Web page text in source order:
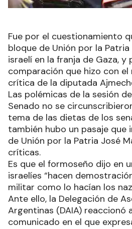
Fue por el cuestionamiento
bloque de Unión por la
israelí en la franja de Gaza,
comparación que hizo con el
crítica de la diputada
Las polémicas de la sesión
Senado no se
tema de las dietas de los
también hubo un pasaje que
de Unión por la Patria José
críticas.
Es que el formoseño dijo en
israelíes “hacen
militar como lo hacían los
Ante ello, la Delegación de
Argentinas (DAIA) reaccionó
comunicado en el que